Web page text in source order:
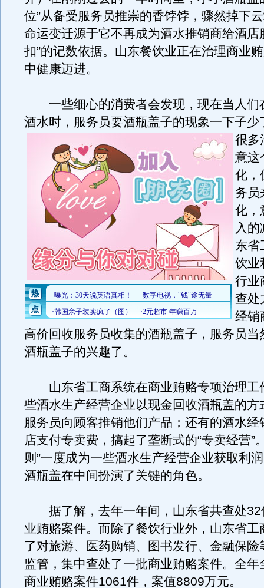
位”从备受服务员推崇的香饽饽，骤然掉下
命运变迁源于它不再成为酒水推销商给酒店
扣”的记数依据。山东餐饮业正在治理商业
中健康迈进。
一些细心的消费者会发现，现在当人们
酒水时，服务员要酒瓶盖子的现象一下子少
很多
意这
化，
务员
化，
入
东省
饮业
行业
查处
经销
高价回收服务员收集的酒瓶盖子，服务员当
酒瓶盖子的兴趣了。
山东省工商系统在商业贿赂专项治理工
些酒水生产经营企业以现金回收酒瓶盖的方
服务员向顾客推销他们产品；还有的酒水经
店支付专卖费，搞起了垄断式的“专卖经营”
则”一度成为一些酒水生产经营企业获取利
酒瓶盖在中间扮演了关键的角色。
据了解，去年一年间，山东省共查处32
业贿赂案件。而除了餐饮行业外，山东省工
了对旅游、医药购销、图书发行、金融保险
监管，集中查处了一批商业贿赂案件。全年
商业贿赂案件1061件，案值8809万元。